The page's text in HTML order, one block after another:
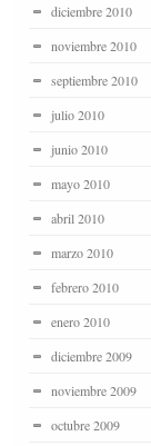
diciembre 2010
noviembre 2010
septiembre 2010
julio 2010
junio 2010
mayo 2010
abril 2010
marzo 2010
febrero 2010
enero 2010
diciembre 2009
noviembre 2009
octubre 2009